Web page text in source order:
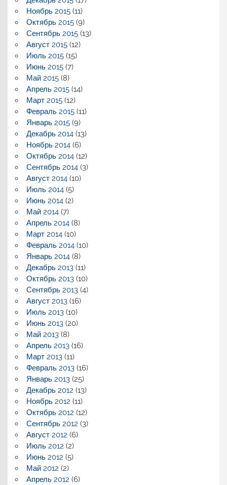
Ноябрь 2015(11)
Октябрь 2015(9)
Сентябрь 2015(13)
Август 2015(12)
Июль 2015(15)
Июнь 2015(7)
Май 2015(8)
Апрель 2015(14)
Март 2015(12)
Февраль 2015(11)
Январь 2015(9)
Декабрь 2014(13)
Ноябрь 2014(6)
Октябрь 2014(12)
Сентябрь 2014(3)
Август 2014(10)
Июль 2014(5)
Июнь 2014(2)
Май 2014(7)
Апрель 2014(8)
Март 2014(10)
Февраль 2014(10)
Январь 2014(8)
Декабрь 2013(11)
Октябрь 2013(10)
Сентябрь 2013(4)
Август 2013(16)
Июль 2013(10)
Июнь 2013(20)
Май 2013(8)
Апрель 2013(16)
Март 2013(11)
Февраль 2013(16)
Январь 2013(25)
Декабрь 2012 (13)
Ноябрь 2012 (11)
Октябрь 2012 (12)
Сентябрь 2012 (3)
Август 2012 (6)
Июль 2012 (2)
Июнь 2012 (5)
Май 2012 (2)
Апрель 2012 (6)